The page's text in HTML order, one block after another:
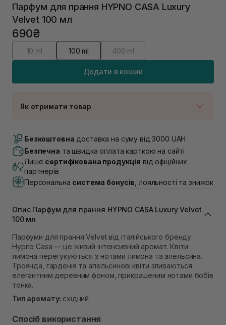
Парфум для прання HYPNO CASA Luxury
Velvet 100 мл
690₴
10 ml 100 ml 400 ml
Додати в кошик
Як отримати товар
В наявності
Самовивіз м. Луцьк, вул. Винниченка 4
В наявності
Самовивіз м. Львів, вул. Академіка Підстригача, 1В
(Duck’s Lake)
Немає в наявності!
В наявності
Самовивіз м. Львів, вул. Степана Бандери 45
Самовивіз м. Рівне, вул. 16-го Липня, 15
В наявності
Самовивіз м. Рівне, вул. Кулика і Гудачека 23 (ТЦ
Екватор)
В наявності
Безкоштовна доставка на суму від 3000 UAH
Безпечна та швидка оплата карткою на сайті
Лише сертифікована продукція від офіційних
партнерів
Персональна система бонусів , лояльності та знижок
Опис Парфум для прання HYPNO CASA Luxury Velvet
100 мл
Парфуми для прання Velvet від італійського бренду
Hypno Casa — це живий інтенсивний аромат. Квіти
лимона перегукуються з нотами лимона та апельсина.
Троянда, гарденія та апельсинові квіти зливаються
елегантним деревним фоном, прикрашеним нотами бобів
тонка.
Тип аромату: східний
Спосіб використання